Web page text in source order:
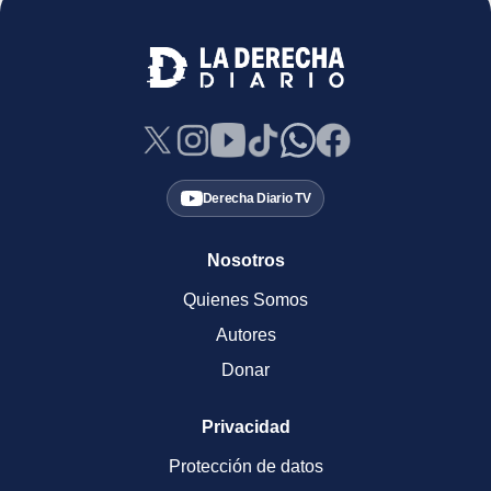
Derecha Diario TV
Nosotros
Quienes Somos
Autores
Donar
Privacidad
Protección de datos